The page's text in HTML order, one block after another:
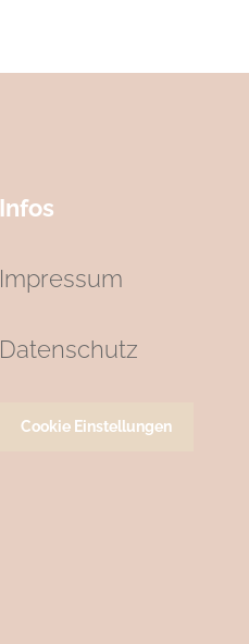
Infos
Impressum
Datenschutz
Cookie Einstellungen